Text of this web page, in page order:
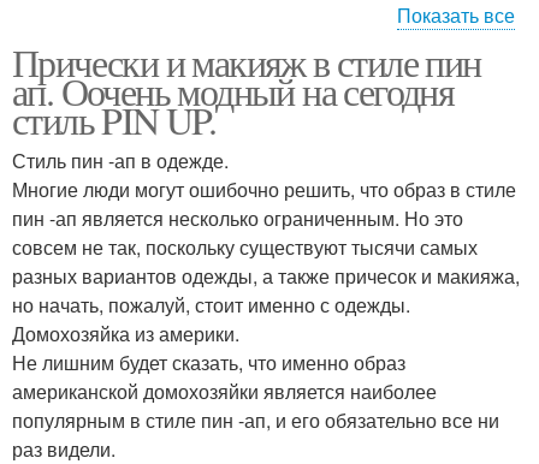
и макияж
прически
Прическа в стиле Ретро прически
Прически в ретро-стиле
Показать все
Прически и макияж в стиле пин
ап. Оочень модный на сегодня
стиль PIN UP.
Стиль пин -ап в одежде.
Многие люди могут ошибочно решить, что образ в стиле
пин -ап является несколько ограниченным. Но это
совсем не так, поскольку существуют тысячи самых
разных вариантов одежды, а также причесок и макияжа,
но начать, пожалуй, стоит именно с одежды.
Домохозяйка из америки.
Не лишним будет сказать, что именно образ
американской домохозяйки является наиболее
популярным в стиле пин -ап, и его обязательно все ни
раз видели.